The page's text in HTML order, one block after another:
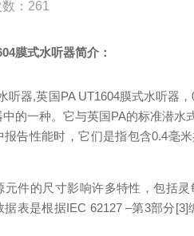
：261
膜式水听器简介：
听器,英国PA UT1604膜式水听器
中的一种。它与英国PA的标准潜
报告性能时，它们是指包含0.4毫
元件的尺寸影响许多特性，包括
据表是根据IEC 62127 –第3部分